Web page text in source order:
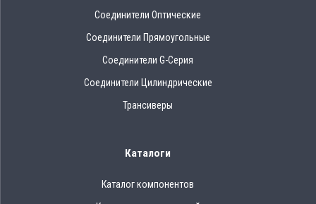
Соединители Оптические
Соединители Прямоугольные
Соединители G-Серия
Соединители Цилиндрические
Трансиверы
Каталоги
Каталог компонентов